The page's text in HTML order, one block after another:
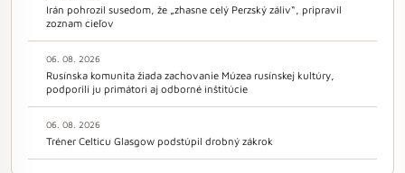
Irán pohrozil susedom, že „zhasne celý Perzský záliv“, pripravil
zoznam cieľov
06. 08. 2026
Rusínska komunita žiada zachovanie Múzea rusínskej kultúry,
podporili ju primátori aj odborné inštitúcie
06. 08. 2026
Tréner Celticu Glasgow podstúpil drobný zákrok